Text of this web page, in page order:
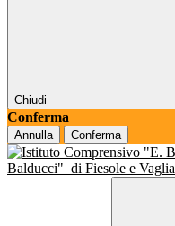
Chiudi
Conferma
Annulla Conferma
Balducci" di Fiesole e Vaglia